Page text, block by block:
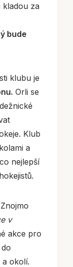
kladou za
bude
klubu je
Orli se
Klub
a
nejlepší
v
akce pro
a okolí.